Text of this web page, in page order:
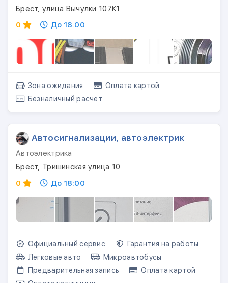
Брест, улица Вычулки 107К1
0
До 18:00
Зона ожидания
Оплата картой
Безналичный расчет
Автосигнализации, автоэлектрик
Автоэлектрика
Брест, Тришинская улица 10
0
До 18:00
Официальный сервис
Гарантия на работы
Легковые авто
Микроавтобусы
Предварительная запись
Оплата картой